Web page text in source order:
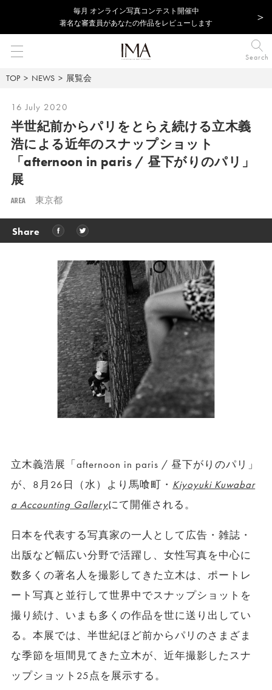
毎⽉ オンライン写真コンテスト開催中
著名な審査員があなたの作品をレビューします
Search
TOP NEWS 展覧会
16 July 2020
半世紀前からパリをとらえ続ける立木義
浩による近年のスナップショット
「afternoon in paris / 昼下がりのパリ」
展
AREA 東京都
Share
立木義浩展「afternoon in paris / 昼下がりのパリ」
が、8月26日（水）より馬喰町・ Kiyoyuki Kuwabar
a Accounting Galleryにて開催される。
日本を代表する写真家の一人として広告・雑誌・
出版など幅広い分野で活躍し、女性写真を中心に
数多くの著名人を撮影してきた立木は、ポートレ
ート写真と並行して世界中でスナップショットを
撮り続け、いまも多くの作品を世に送り出してい
る。本展では、半世紀ほど前からパリのさまざま
な季節を垣間見てきた立木が、近年撮影したスナ
ップショット25点を展示する。